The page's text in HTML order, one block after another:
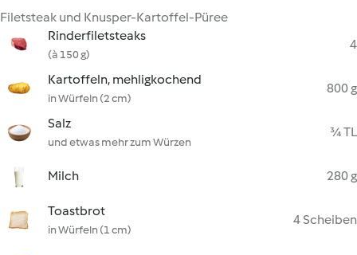
Filetsteak und Knusper-Kartoffel-Püree
Rinderfiletsteaks
(à 150 g)
4
Kartoffeln, mehligkochend
in Würfeln (2 cm)
800 g
Salz
und etwas mehr zum Würzen
¾ TL
Milch 280 g
Toastbrot
in Würfeln (1 cm)
4 Scheiben